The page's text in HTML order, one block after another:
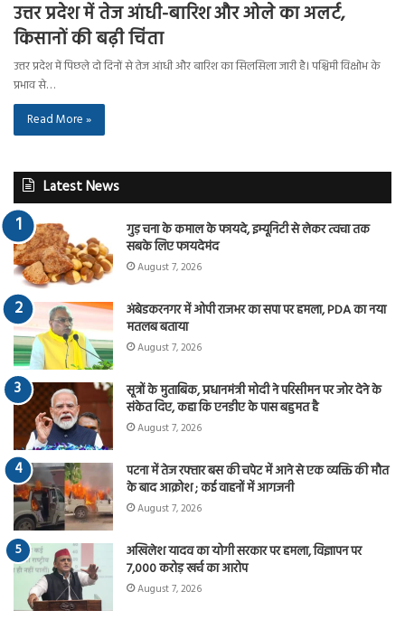
उत्तर प्रदेश में तेज आंधी-बारिश और ओले का अलर्ट,
किसानों की बढ़ी चिंता
उत्तर प्रदेश में पिछले दो दिनों से तेज आंधी और बारिश का सिलसिला जारी है। पश्चिमी विक्षोभ के
प्रभाव से…
Read More »
Latest News
गुड़ चना के कमाल के फायदे, इम्यूनिटी से लेकर त्वचा तक
सबके लिए फायदेमंद
August 7, 2026
अंबेडकरनगर में ओपी राजभर का सपा पर हमला, PDA का नया
मतलब बताया
August 7, 2026
सूत्रों के मुताबिक, प्रधानमंत्री मोदी ने परिसीमन पर जोर देने के
संकेत दिए, कहा कि एनडीए के पास बहुमत है
August 7, 2026
पटना में तेज रफ्तार बस की चपेट में आने से एक व्यक्ति की मौत
के बाद आक्रोश ; कई वाहनों में आगजनी
August 7, 2026
अखिलेश यादव का योगी सरकार पर हमला, विज्ञापन पर
7,000 करोड़ खर्च का आरोप
August 7, 2026